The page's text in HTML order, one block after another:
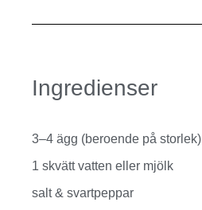
Ingredienser
3–4 ägg (beroende på storlek)
1 skvätt vatten eller mjölk
salt & svartpeppar